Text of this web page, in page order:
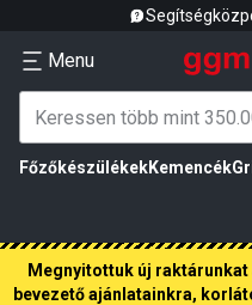
Menu
FőzőkészülékekKemencék
Megnyitottuk új raktárunkat
bevezető ajánlatainkra,